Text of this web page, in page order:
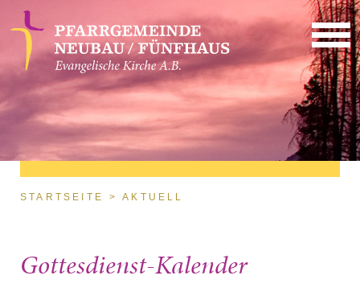
Direkt zum Inhalt
Sie sind hier
STARTSEITE AKTUELL
Gottesdienst-Kalender